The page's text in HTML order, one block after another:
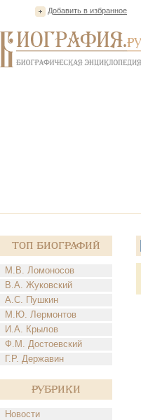
Добавить в избранное
Топ Биографий
М.В. Ломоносов
В.А. Жуковский
А.С. Пушкин
М.Ю. Лермонтов
И.А. Крылов
Ф.М. Достоевский
Г.Р. Державин
Рубрики
Новости